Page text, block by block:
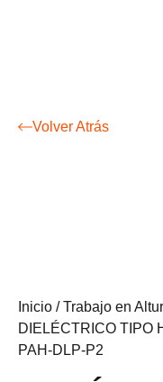
Volver Atrás
Inicio /Trabajo en
DIELÉCTRICO TIPO
PAH-DLP-P2